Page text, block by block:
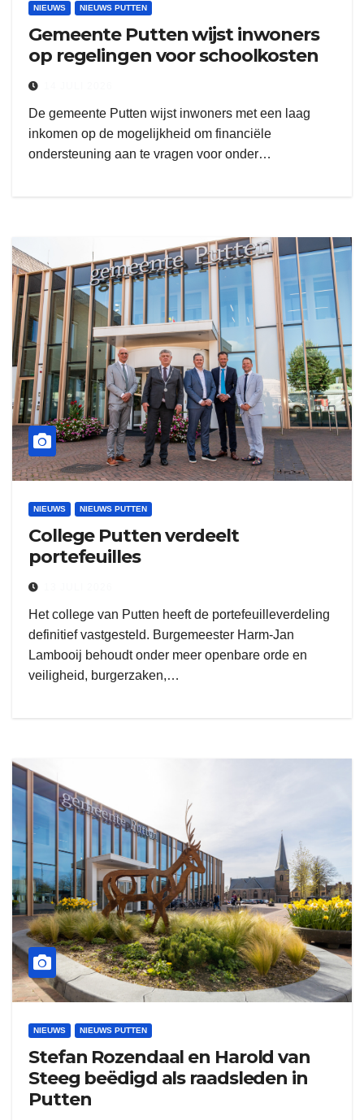
NIEUWS NIEUWS PUTTEN
Gemeente Putten wijst inwoners
op regelingen voor schoolkosten
De gemeente Putten wijst inwoners met een laag
inkomen op de mogelijkheid om financiële
ondersteuning aan te vragen voor onder…
NIEUWS NIEUWS PUTTEN
College Putten verdeelt
portefeuilles
Het college van Putten heeft de portefeuilleverdeling
definitief vastgesteld. Burgemeester Harm-Jan
Lambooij behoudt onder meer openbare orde en
veiligheid, burgerzaken,…
NIEUWS NIEUWS PUTTEN
Stefan Rozendaal en Harold van
Steeg beëdigd als raadsleden in
Putten